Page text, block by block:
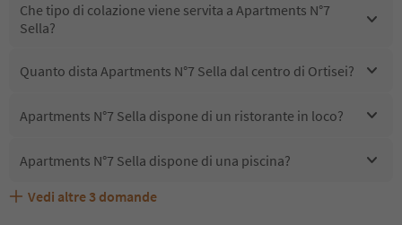
Che tipo di colazione viene servita a Apartments N°7
Sella?
Quanto dista Apartments N°7 Sella dal centro di Ortisei?
Apartments N°7 Sella dispone di un ristorante in loco?
Apartments N°7 Sella dispone di una piscina?
Apartments N°7 Sella accetta animali domestici?
Quali servizi/attività sono disponibili presso Apartments
Gli ospiti di Apartments N°7 Sella ricevono l'Alto Adige
Vedi altre 3 domande